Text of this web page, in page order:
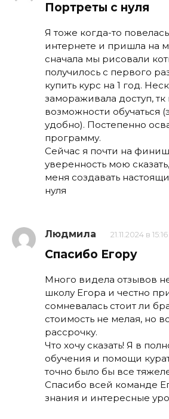
Портреты с нуля
Я тоже когда-то
интернете и пришла на
сначала мы рисовали
получилось с первого
купить курс на 1 год.
замораживала доступ,
возможности обучаться
удобно). Постепенно
программу.
Сейчас я почти на
уверенность мою
меня создавать
нуля
Людмила 21.11.2024 в 15:16
Спасибо Егору
Много видела отзывов
школу Егора и честно
сомневалась стоит ли
стоимость не мелая, но
рассрочку.
Что хочу сказать! Я в
обучения и помощи
точно было бы все
Спасибо всей команде
знания и интересные